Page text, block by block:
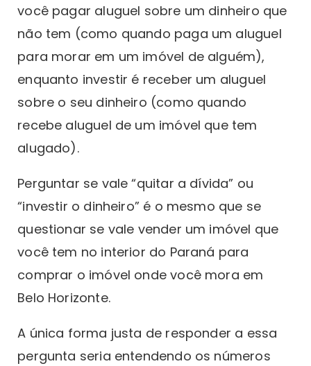
você pagar aluguel sobre um dinheiro que
não tem (como quando paga um aluguel
para morar em um imóvel de alguém),
enquanto investir é receber um aluguel
sobre o seu dinheiro (como quando
recebe aluguel de um imóvel que tem
alugado).
Perguntar se vale “quitar a dívida” ou
“investir o dinheiro” é o mesmo que se
questionar se vale vender um imóvel que
você tem no interior do Paraná para
comprar o imóvel onde você mora em
Belo Horizonte.
A única forma justa de responder a essa
pergunta seria entendendo os números